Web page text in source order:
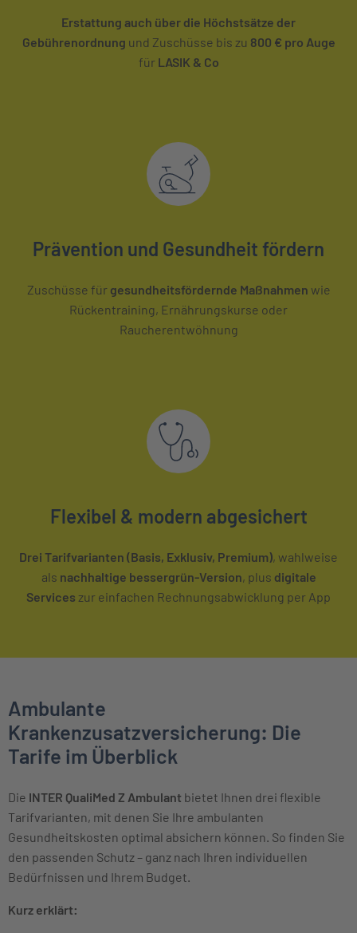
Erstattung auch über die Höchstsätze der
Gebührenordnung und Zuschüsse bis zu 800 € pro Auge
für LASIK & Co
Prävention und Gesundheit fördern
Zuschüsse für gesundheitsfördernde Maßnahmen wie
Rückentraining, Ernährungskurse oder
Raucherentwöhnung
Flexibel & modern abgesichert
Drei Tarifvarianten (Basis, Exklusiv, Premium), wahlweise
als nachhaltige bessergrün-Version, plus digitale
Services zur einfachen Rechnungsabwicklung per App
Ambulante
Krankenzusatzversicherung: Die
Tarife im Überblick
Die INTER QualiMed Z Ambulant bietet Ihnen drei flexible
Tarifvarianten, mit denen Sie Ihre ambulanten
Gesundheitskosten optimal absichern können. So finden Sie
den passenden Schutz – ganz nach Ihren individuellen
Bedürfnissen und Ihrem Budget.
Kurz erklärt: